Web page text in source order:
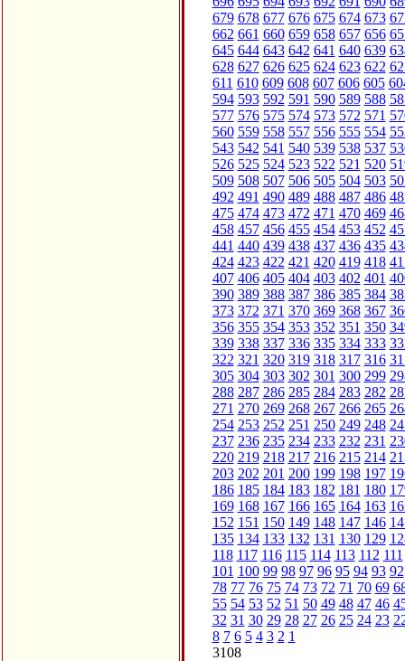
679 678 677 676 675 674 673
662 661 660 659 658 657 656
645 644 643 642 641 640 639
628 627 626 625 624 623 622
611 610 609 608 607 606 605
594 593 592 591 590 589 588
577 576 575 574 573 572 571
560 559 558 557 556 555 554
543 542 541 540 539 538 537
526 525 524 523 522 521 520
509 508 507 506 505 504 503
492 491 490 489 488 487 486
475 474 473 472 471 470 469
458 457 456 455 454 453 452
441 440 439 438 437 436 435
424 423 422 421 420 419 418
407 406 405 404 403 402 401
390 389 388 387 386 385 384
373 372 371 370 369 368 367
356 355 354 353 352 351 350
339 338 337 336 335 334 333
322 321 320 319 318 317 316
305 304 303 302 301 300 299
288 287 286 285 284 283 282
271 270 269 268 267 266 265
254 253 252 251 250 249 248
237 236 235 234 233 232 231
220 219 218 217 216 215 214
203 202 201 200 199 198 197
186 185 184 183 182 181 180
169 168 167 166 165 164 163
152 151 150 149 148 147 146
135 134 133 132 131 130 129
118 117 116 115 114 113 112 111
101 100 99 98 97 96 95 94 93 92
78 77 76 75 74 73 72 71 70 69
55 54 53 52 51 50 49 48 47 46
32 31 30 29 28 27 26 25 24 23
8 7 6 5 4 3 2 1
3108